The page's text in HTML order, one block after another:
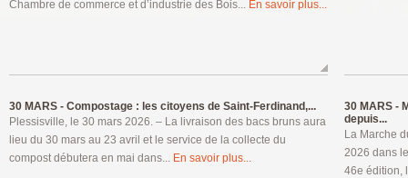
Chambre de commerce et d’industrie des Bois... En savoir plus...
30 MARS - Compostage : les citoyens de Saint-Ferdinand,...
Plessisville, le 30 mars 2026. – La livraison des bacs bruns aura
lieu du 30 mars au 23 avril et le service de la collecte du
compost débutera en mai dans... En savoir plus...
30 MARS -
depuis...
La Marche
2026 dans
46e édition,